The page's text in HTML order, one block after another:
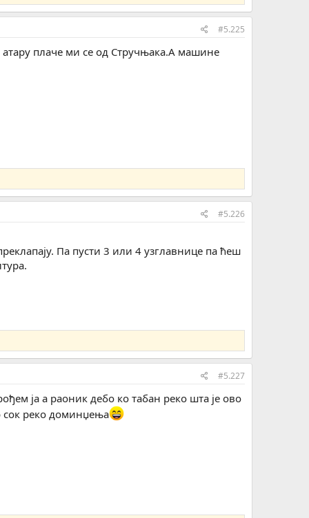
#5.225
атару плаче ми се од Стручњака.А машине
#5.226
Па пусти 3 или 4 узглавнице па ћеш
#5.227
ја а раоник дебо ко табан реко шта је ово
сок реко доминџења